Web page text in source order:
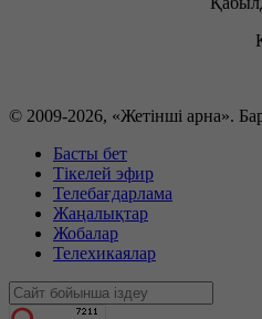
© 2009-2026, «Жетінші арна».
Басты бет
Тікелей эфир
Телебағдарлама
Жаңалықтар
Жобалар
Телехикаялар